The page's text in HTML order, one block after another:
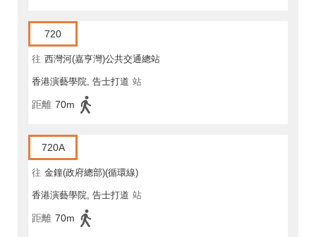
720
往 西灣河(嘉亨灣)公共交通總站
香港演藝學院, 告士打道 站
距離 70m
720A
往 金鐘(政府總部)(循環線)
香港演藝學院, 告士打道 站
距離 70m